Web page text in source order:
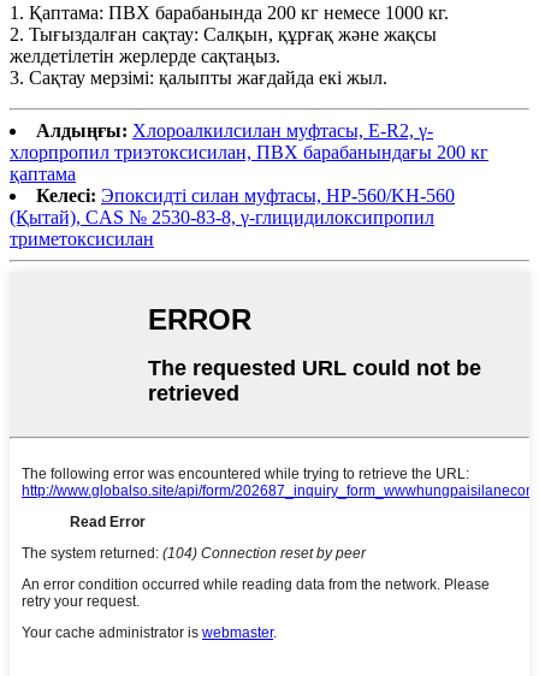
1. Қаптама: ПВХ барабанында 200 кг немесе 1000 кг.
2. Тығыздалған сақтау: Салқын, құрғақ және жақсы
желдетілетін жерлерде сақтаңыз.
3. Сақтау мерзімі: қалыпты жағдайда екі жыл.
Алдыңғы: Хлороалкилсилан муфтасы, E-R2, γ-
хлорпропил триэтоксисилан, ПВХ барабанындағы 200 кг
қаптама
Келесі: Эпоксидті силан муфтасы, HP-560/KH-560
(Қытай), CAS № 2530-83-8, γ-глицидилоксипропил
триметоксисилан